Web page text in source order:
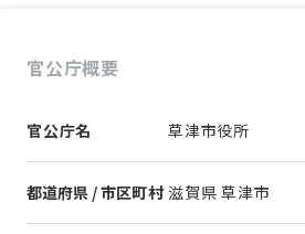
官公庁概要
官公庁名 草津市役所
都道府県 / 市区町村 滋賀県 草津市